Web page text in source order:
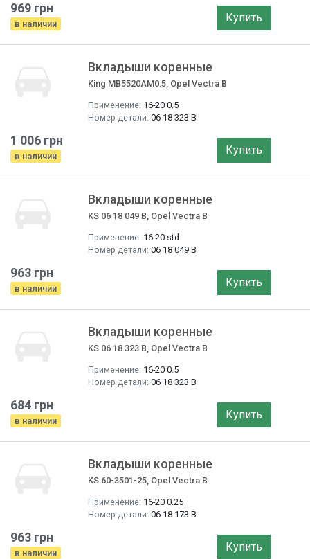
969 грн
в наличии Купить
Вкладыши коренные
King MB5520AM0.5, Opel Vectra B
Применение: 16-20 0.5
Номер детали: 06 18 323 B
1 006 грн
в наличии Купить
Вкладыши коренные
KS 06 18 049 B, Opel Vectra B
Применение: 16-20 std
Номер детали: 06 18 049 B
963 грн
в наличии Купить
Вкладыши коренные
KS 06 18 323 B, Opel Vectra B
Применение: 16-20 0.5
Номер детали: 06 18 323 B
684 грн
в наличии Купить
Вкладыши коренные
KS 60-3501-25, Opel Vectra B
Применение: 16-20 0.25
Номер детали: 06 18 173 B
963 грн
в наличии Купить